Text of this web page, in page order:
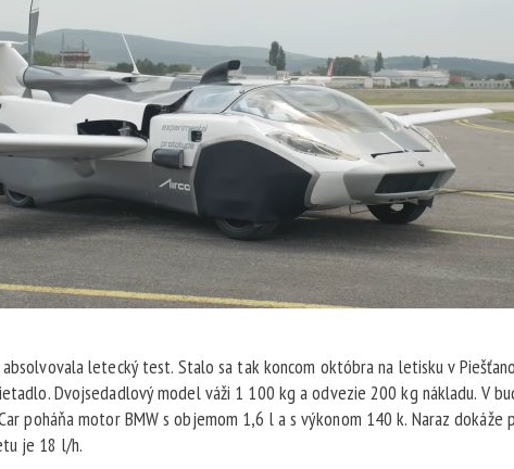
letecký test. Stalo sa tak koncom októbra na letisku v
Dvojsedadlový model váži 1 100 kg a odvezie 200 kg nákladu. V
poháňa motor BMW s objemom 1,6 l a s výkonom 140 k. Naraz dokáže
je 18 l/h.